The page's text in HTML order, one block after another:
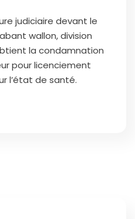
judiciaire devant le
wallon, division
la condamnation
pour licenciement
l’état de santé.